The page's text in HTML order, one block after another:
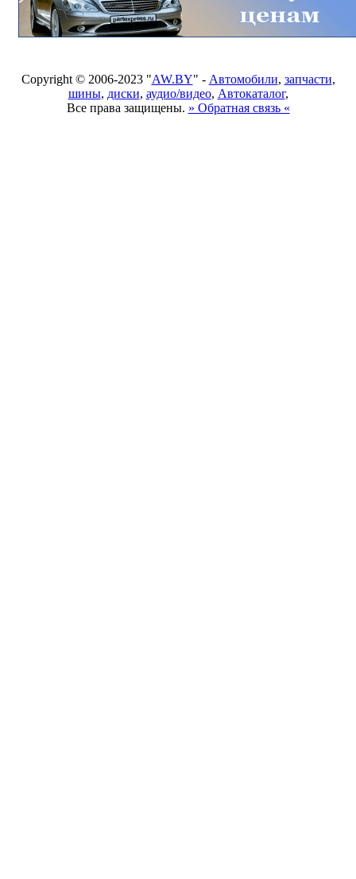
Copyright © 2006-2023 "AW.BY" - Автомобили, запчасти,
шины, диски, аудио/видео, Автокаталог,
Все права защищены. » Обратная связь «